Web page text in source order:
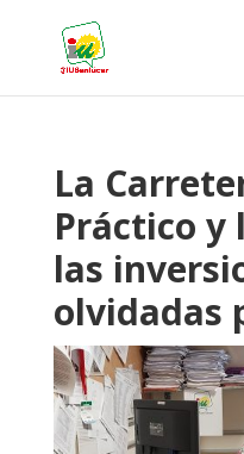
La
Práctico y
las
olvidadas